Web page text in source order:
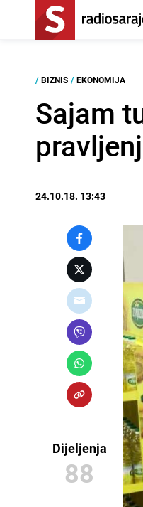
/ BIZNIS / EKONOMIJA
Sajam
24.10.18. 13:43
Dijeljenja
88